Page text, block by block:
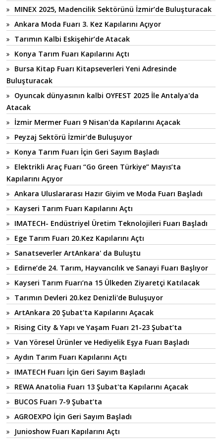
MINEX 2025, Madencilik Sektörünü İzmir’de Buluşturacak
Ankara Moda Fuarı 3. Kez Kapılarını Açıyor
Tarımın Kalbi Eskişehir’de Atacak
Konya Tarım Fuarı Kapılarını Açtı
Bursa Kitap Fuarı Kitapseverleri Yeni Adresinde
Buluşturacak
Oyuncak dünyasının kalbi OYFEST 2025 İle Antalya'da
Atacak
İzmir Mermer Fuarı 9 Nisan'da Kapılarını Açacak
Peyzaj Sektörü İzmir'de Buluşuyor
Konya Tarım Fuarı İçin Geri Sayım Başladı
Elektrikli Araç Fuarı “Go Green Türkiye” Mayıs’ta
Kapılarını Açıyor
Ankara Uluslararası Hazır Giyim ve Moda Fuarı Başladı
Kayseri Tarım Fuarı Kapılarını Açtı
IMATECH- Endüstriyel Üretim Teknolojileri Fuarı Başladı
Ege Tarım Fuarı 20.Kez Kapılarını Açtı
Sanatseverler ArtAnkara' da Buluştu
Edirne’de 24. Tarım, Hayvancılık ve Sanayi Fuarı Başlıyor
Kayseri Tarım Fuarı’na 15 Ülkeden Ziyaretçi Katılacak
Tarımın Devleri 20.kez Denizli'de Buluşuyor
ArtAnkara 20 Şubat'ta Kapılarını Açacak
Rising City & Yapı ve Yaşam Fuarı 21-23 Şubat’ta
Van Yöresel Ürünler ve Hediyelik Eşya Fuarı Başladı
Aydın Tarım Fuarı Kapılarını Açtı
IMATECH Fuarı İçin Geri Sayım Başladı
REWA Anatolia Fuarı 13 Şubat'ta Kapılarını Açacak
BUCOS Fuarı 7-9 Şubat’ta
AGROEXPO İçin Geri Sayım Başladı
Junioshow Fuarı Kapılarını Açtı